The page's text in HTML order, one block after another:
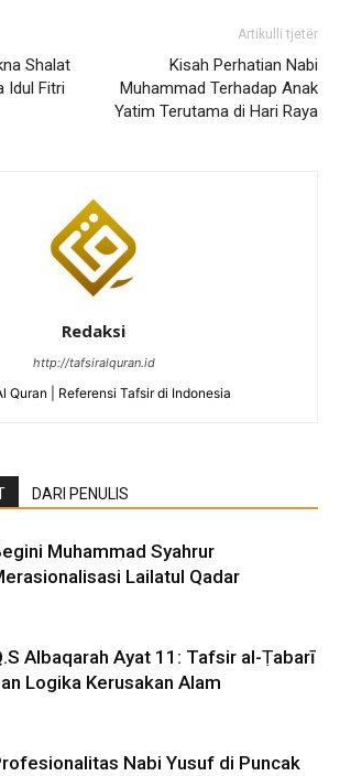
Shalat
Idul Fitri
Artikulli tjetër
Kisah Perhatian Nabi
Muhammad Terhadap Anak
Yatim Terutama di Hari Raya
Redaksi
http://tafsiralquran.id
Quran | Referensi Tafsir di Indonesia
DARI PENULIS
Muhammad Syahrur
Lailatul Qadar
Albaqarah Ayat 11: Tafsir al-Ṭabarī
Logika Kerusakan Alam
Nabi Yusuf di Puncak